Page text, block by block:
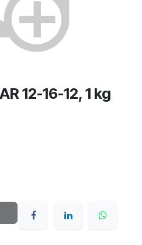
12-16-12, 1 kg